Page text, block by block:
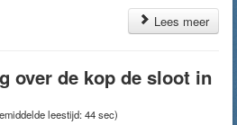
Lees meer
over de kop de sloot in
leestijd: 44 sec)